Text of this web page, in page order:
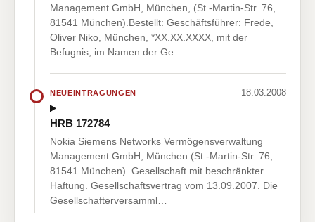
Management GmbH, München, (St.-Martin-Str. 76,
81541 München).Bestellt: Geschäftsführer: Frede,
Oliver Niko, München, *XX.XX.XXXX, mit der
Befugnis, im Namen der Ge…
NEUEINTRAGUNGEN 18.03.2008
HRB 172784
Nokia Siemens Networks Vermögensverwaltung
Management GmbH, München (St.-Martin-Str. 76,
81541 München). Gesellschaft mit beschränkter
Haftung. Gesellschaftsvertrag vom 13.09.2007. Die
Gesellschafterversamml…